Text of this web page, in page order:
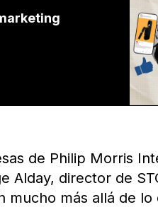
de Philip Morris
Alday, director de
mucho más allá de lo